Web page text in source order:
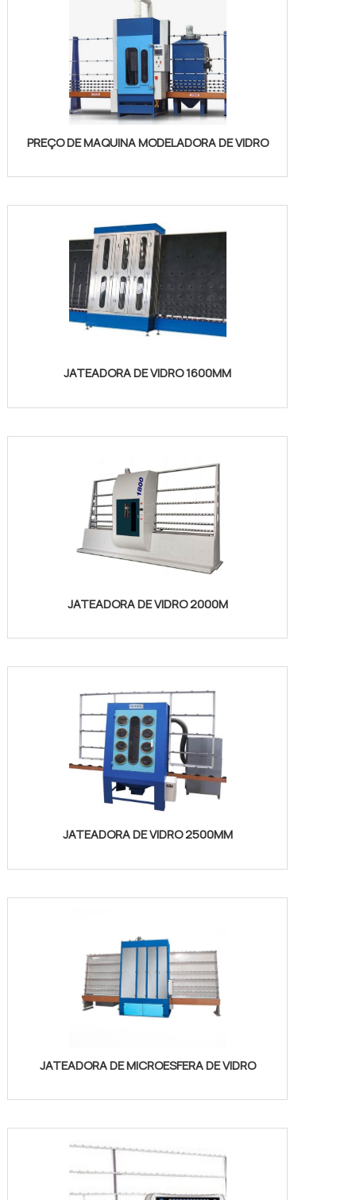
PREÇO DE MAQUINA MODELADORA DE VIDRO
JATEADORA DE VIDRO 1600MM
JATEADORA DE VIDRO 2000M
JATEADORA DE VIDRO 2500MM
JATEADORA DE MICROESFERA DE VIDRO